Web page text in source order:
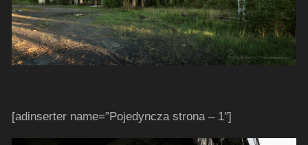
[adinserter name=”Pojedyncza strona – 1″]